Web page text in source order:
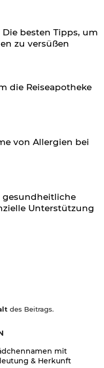
besten Tipps, um
zu versüßen
die Reiseapotheke
von Allergien bei
gesundheitliche
Unterstützung
des Beitrags.
mit
& Herkunft